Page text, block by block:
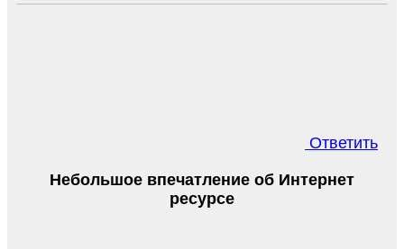
Ответить
Небольшое впечатление об Интернет
ресурсе